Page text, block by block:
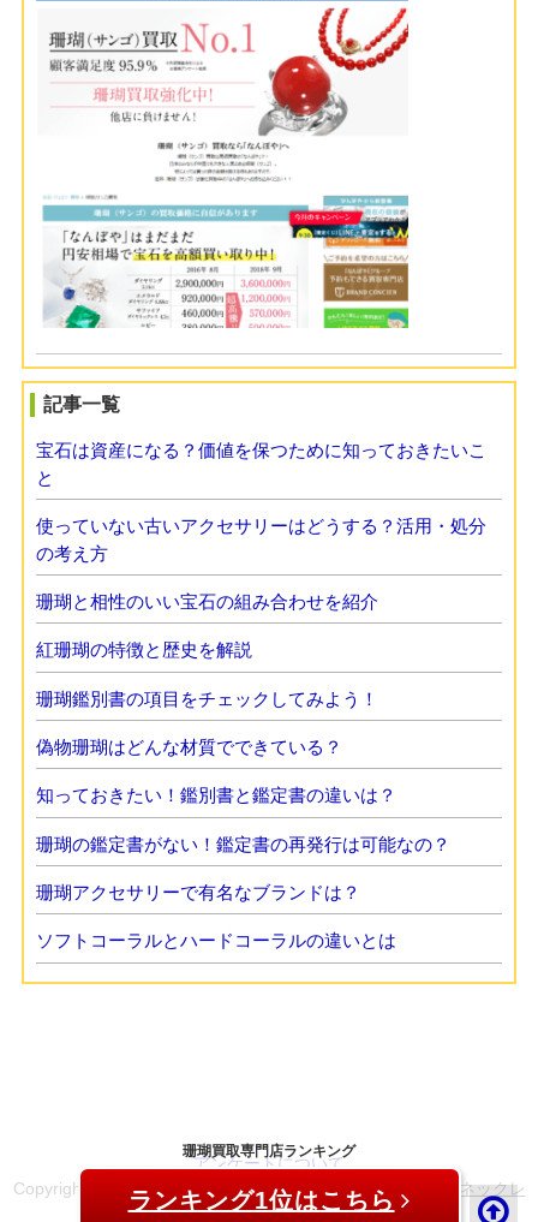
記事一覧
宝石は資産になる？価値を保つために知っておきたいこ
と
使っていない古いアクセサリーはどうする？活用・処分
の考え方
珊瑚と相性のいい宝石の組み合わせを紹介
紅珊瑚の特徴と歴史を解説
珊瑚鑑別書の項目をチェックしてみよう！
偽物珊瑚はどんな材質でできている？
知っておきたい！鑑別書と鑑定書の違いは？
珊瑚の鑑定書がない！鑑定書の再発行は可能なの？
珊瑚アクセサリーで有名なブランドは？
ソフトコーラルとハードコーラルの違いとは
アンケートについて
Copyright (C) 2018 珊瑚（赤珊瑚）買取査定業者比較5選！ネックレ
ス売買等におすすめ！All Rights Reserved.
珊瑚買取専門店ランキング
ランキング1位はこちら